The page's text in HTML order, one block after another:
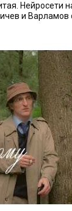
Нейросети
и Варламов